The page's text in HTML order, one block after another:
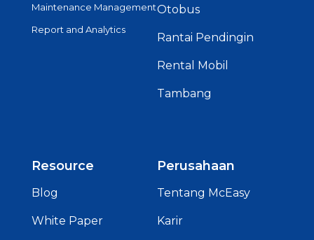
Maintenance Management
Report and Analytics
Otobus
Rantai Pendingin
Rental Mobil
Tambang
Resource
Blog
White Paper
Perusahaan
Tentang McEasy
Karir